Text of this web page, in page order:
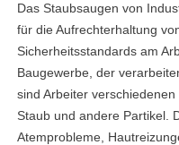
Das Staubsaugen von
für die Aufrechterhaltung
Sicherheitsstandards am
Baugewerbe, der
sind Arbeiter
Staub und andere Partikel.
Atemprobleme,